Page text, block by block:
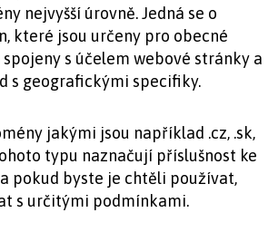
nejvyšší úrovně. Jedná se o
které jsou určeny pro obecné
spojeny s účelem webové stránky a
s geografickými specifiky.
jakými jsou například .cz, .sk,
typu naznačují příslušnost ke
pokud byste je chtěli používat,
s určitými podmínkami.